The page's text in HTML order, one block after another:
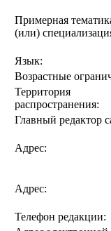
Примерная
(или)
Язык:
Возрастные
Территория
распространения:
Главный редактор
Адрес:
Адрес:
Телефон редакции: